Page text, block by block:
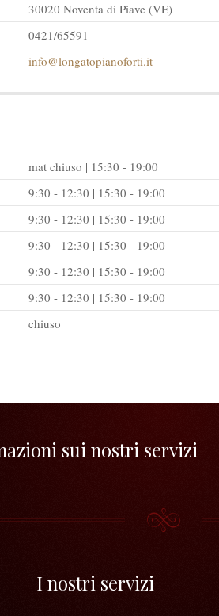
30020 Noventa di Piave (VE)
0421/65591
info@longatopianoforti.it
mat chiuso | 15:30 - 19:00
9:30 - 12:30 | 15:30 - 19:00
9:30 - 12:30 | 15:30 - 19:00
9:30 - 12:30 | 15:30 - 19:00
9:30 - 12:30 | 15:30 - 19:00
9:30 - 12:30 | 15:30 - 19:00
chiuso
sui nostri servizi
I nostri servizi